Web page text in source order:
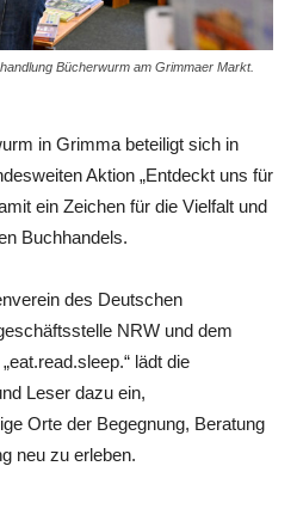
Bücherwurm am Grimmaer Markt.
in Grimma beteiligt sich in
Aktion „Entdeckt uns für
ein Zeichen für die Vielfalt und
Buchhandels.
des Deutschen
NRW und dem
lädt die
Leser dazu ein,
Orte der Begegnung, Beratung
neu zu erleben.